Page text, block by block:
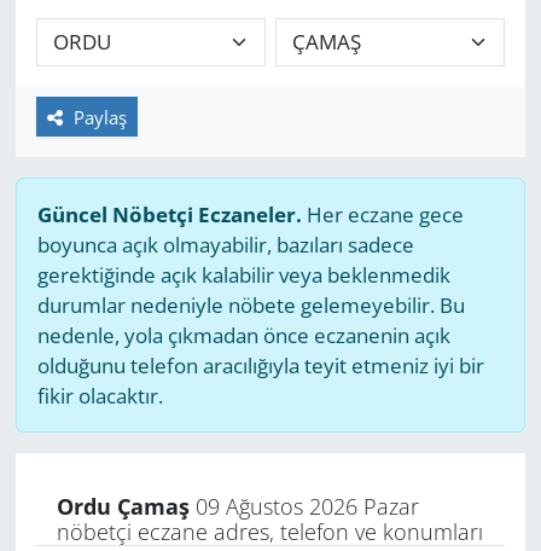
Paylaş
Güncel Nöbetçi Eczaneler. Her eczane gece
boyunca açık olmayabilir, bazıları sadece
gerektiğinde açık kalabilir veya beklenmedik
durumlar nedeniyle nöbete gelemeyebilir. Bu
nedenle, yola çıkmadan önce eczanenin açık
olduğunu telefon aracılığıyla teyit etmeniz iyi bir
fikir olacaktır.
Ordu Çamaş09 Ağustos 2026 Pazar
nöbetçi eczane adres, telefon ve konumları
GÜNDEM
HABERDE İNSAN
MAGAZİN
POLİTİKA
RESMİ İLANLAR
SAĞLIK
SPOR